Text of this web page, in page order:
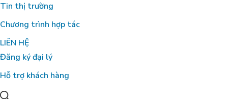
Tin thị trường
Chương trình hợp tác
LIÊN HỆ
Đăng ký đại lý
Hỗ trợ khách hàng